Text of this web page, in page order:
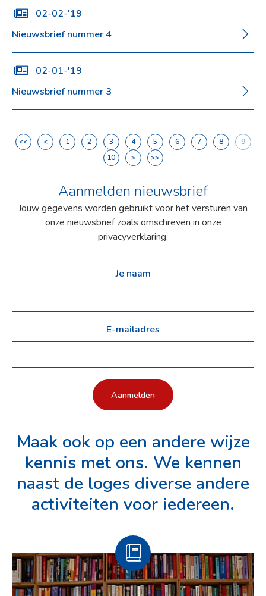
02-02-'19
Nieuwsbrief nummer 4
02-01-'19
Nieuwsbrief nummer 3
<< < 1 2 3 4 5 6 7 8
9
10
> >>
Aanmelden nieuwsbrief
Jouw gegevens worden gebruikt voor het versturen van
onze nieuwsbrief zoals omschreven in onze
privacyverklaring.
Je naam
E-mailadres
Aanmelden
Maak ook op een andere wijze
kennis met ons. We kennen
naast de loges diverse andere
activiteiten voor iedereen.